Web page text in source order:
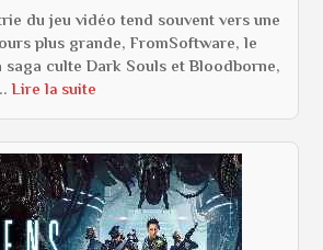
du jeu vidéo tend souvent vers une
plus grande, FromSoftware, le
culte Dark Souls et Bloodborne,
Lire la suite